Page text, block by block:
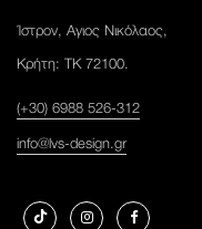
Ίστρον, Αγιος Νικόλαος,
Κρήτη: ΤΚ 72100.
(+30) 6988 526-312
info@lvs-design.gr